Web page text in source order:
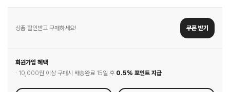
상품 할인받고 구매하세요! 쿠폰 받기
회원가입 혜택
· 10,000원 이상 구매시 배송완료 15일 후 0.5% 포인트 지급